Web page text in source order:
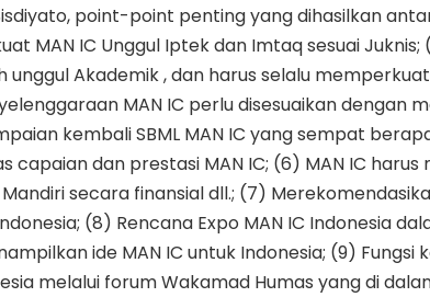
point-point penting yang dihasilkan
MAN IC Unggul Iptek dan Imtaq sesuai Juknis;
unggul Akademik , dan harus selalu
MAN IC perlu disesuaikan dengan
kembali SBML MAN IC yang sempat
capaian dan prestasi MAN IC; (6) MAN IC
secara finansial dll.; (7)
(8) Rencana Expo MAN IC Indonesia
ide MAN IC untuk Indonesia; (9) Fungsi
melalui forum Wakamad Humas yang di